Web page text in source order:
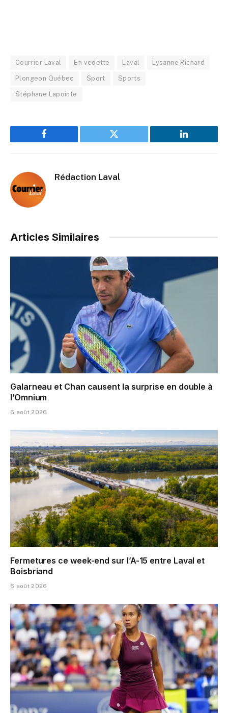
Courrier Laval En vedette Laval Lysanne Richard
Plongeon Québec Sport Sports
Stéphane Lapointe
Facebook Twitter LinkedIn
Rédaction Laval
Articles Similaires
Galarneau et Chan causent la surprise en double à
l’Omnium
6 août 2026
Fermetures ce week-end sur l’A-15 entre Laval et
Boisbriand
6 août 2026